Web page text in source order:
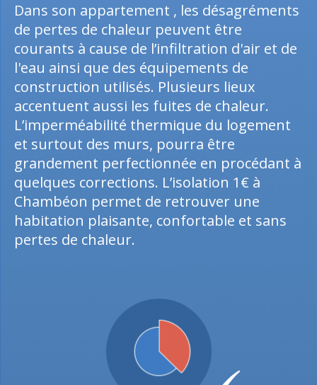
Dans son appartement , les désagréments
de pertes de chaleur peuvent être
courants à cause de l’infiltration d'air et de
l'eau ainsi que des équipements de
construction utilisés. Plusieurs lieux
accentuent aussi les fuites de chaleur.
L’imperméabilité thermique du logement
et surtout des murs, pourra être
grandement perfectionnée en procédant à
quelques corrections. L’isolation 1€ à
Chambéon permet de retrouver une
habitation plaisante, confortable et sans
pertes de chaleur.